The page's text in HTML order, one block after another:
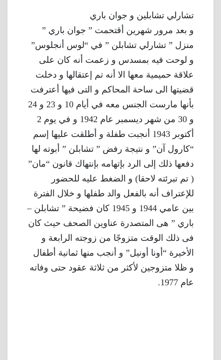
تشارلي تشابلين و جوان باري
و بعد مرور شهرين أقتحمت ” جوان باري ”
منزل ” تشارلي تشابلن ” في “لوس أنجلوس”
و لوحت فيه بمسدس و زعمت أنه كان على
علاقة حميمية معها الا أنه تم إعتقالها و دخلت
قضيتها الى ساحة المحاكم و التى فيها أعترفت
بأنها مارست الجنس معه في أيام 10 و 23 و 24
و 30 من شهر ديسمبر عام 1942 و في يوم 2
أكتوبر 1943 أنجبت طفلة و أطلقت عليها إسم
“كارول آن” و نتيجة رفض ” تشابلن ” أبوته لها
دفعها ذلك إلى الرد بإتهامه بإنتهاك قانون “مان”
( تم تبرئته لاحقا) و الضغط عليه للحضور
للإعتراف أنه بالفعل والد طفلها و خلال الفترة
بين عامي 1944 و 1945 كان فضيحة ” تشابلن –
باري ” هى المتصدرة عناوين الصحف حيث كان
فى ذلك الوقت متزوجًا من زوجته الرابعة و
الأخيرة “أونا أونيل” و أنجب منها ثمانية أطفال
و ظلا متزوجين لأكثر من ثلاثة عقود حتى وفاته
عام 1977.